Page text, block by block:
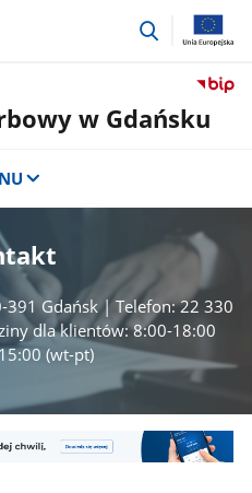
przejdź
w Gdańsku
391 Gdańsk | Telefon: 22 330
dla klientów: 8:00-18:00
(wt-pt)